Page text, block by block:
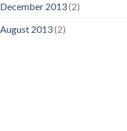
December 2013(2)
August 2013(2)